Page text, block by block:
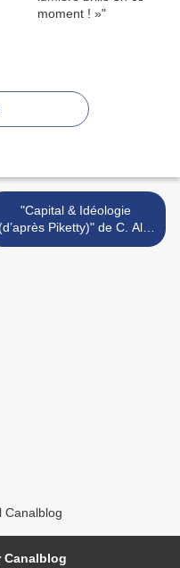
"Capital & Idéologie
(d’après Piketty)" de C. Alet
et B. Adam : l’histoire des
Canalblog
Canalblog